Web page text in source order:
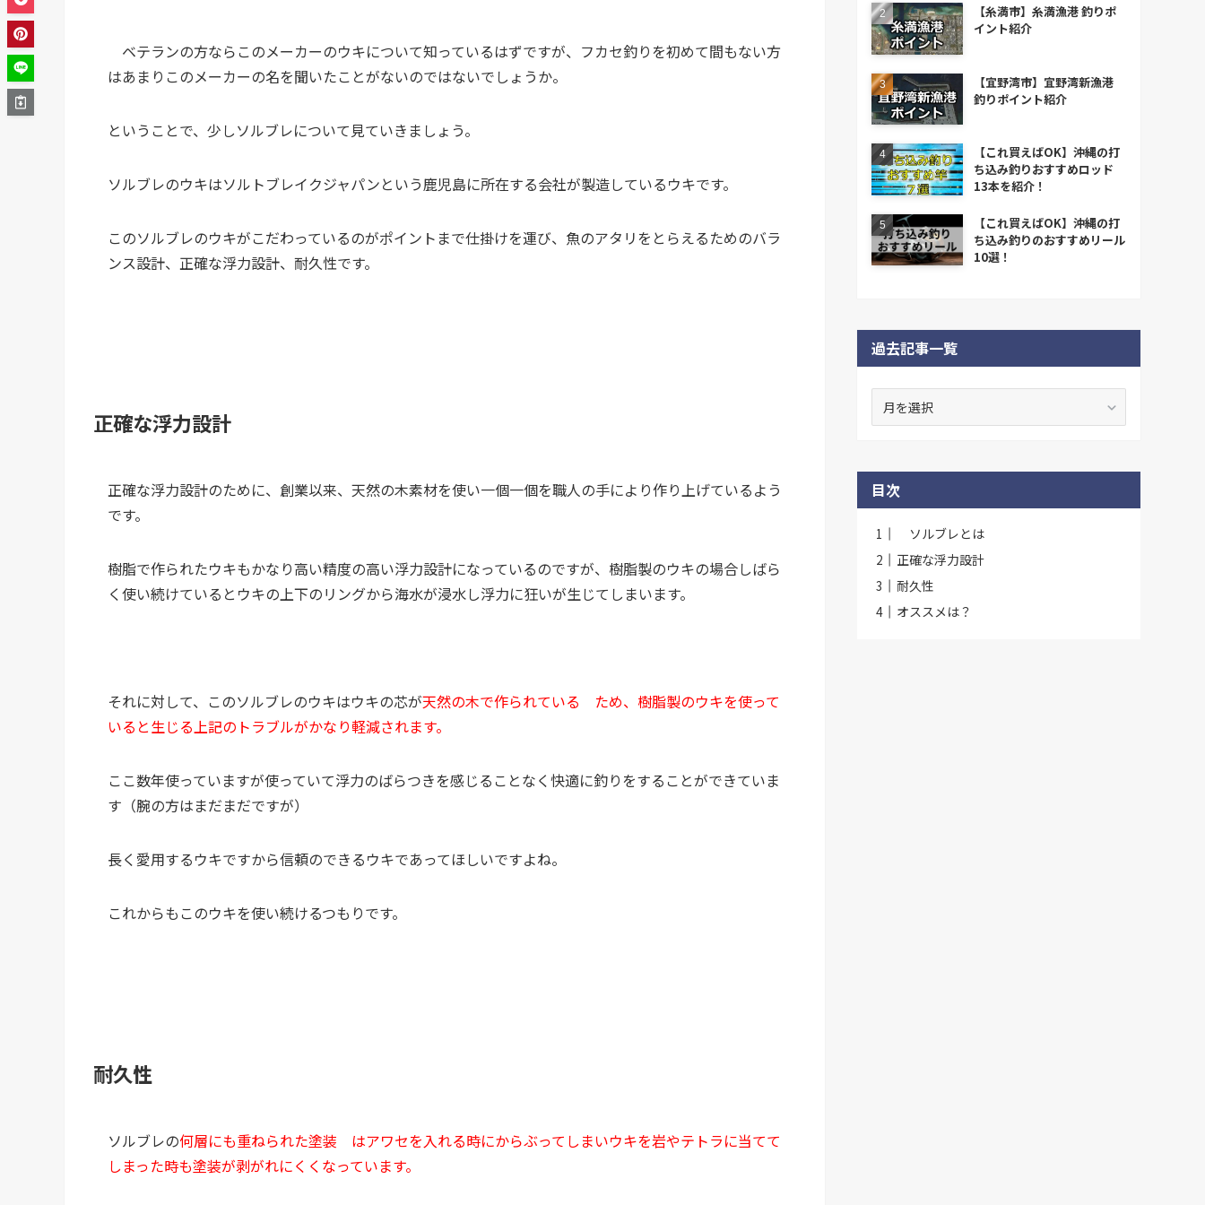
ベテランの方ならこのメーカーのウキについて知っているはずですが、フカセ釣りを初めて間もない方
はあまりこのメーカーの名を聞いたことがないのではないでしょうか。
ということで、少しソルブレについて見ていきましょう。
ソルブレのウキはソルトブレイクジャパンという鹿児島に所在する会社が製造しているウキです。
このソルブレのウキがこだわっているのがポイントまで仕掛けを運び、魚のアタリをとらえるためのバラ
ンス設計、正確な浮力設計、耐久性です。
正確な浮力設計
正確な浮力設計のために、創業以来、天然の木素材を使い一個一個を職人の手により作り上げているよう
です。
樹脂で作られたウキもかなり高い精度の高い浮力設計になっているのですが、樹脂製のウキの場合しばら
く使い続けているとウキの上下のリングから海水が浸水し浮力に狂いが生じてしまいます。
それに対して、このソルブレのウキはウキの芯が天然の木で作られている ため、樹脂製のウキを使って
いると生じる上記のトラブルがかなり軽減されます。
ここ数年使っていますが使っていて浮力のばらつきを感じることなく快適に釣りをすることができていま
す（腕の方はまだまだですが）
長く愛用するウキですから信頼のできるウキであってほしいですよね。
これからもこのウキを使い続けるつもりです。
耐久性
ソルブレの何層にも重ねられた塗装 はアワセを入れる時にからぶってしまいウキを岩やテトラに当てて
しまった時も塗装が剥がれにくくなっています。
【糸満市】糸満漁港 釣りポ
イント紹介
【宜野湾市】宜野湾新漁港
釣りポイント紹介
【これ買えばOK】沖縄の打
ち込み釣りおすすめロッド
13本を紹介！
【これ買えばOK】沖縄の打
ち込み釣りのおすすめリール
10選！
過去記事一覧
一
覧
目次
ソルブレとは
正確な浮力設計
耐久性
オススメは？